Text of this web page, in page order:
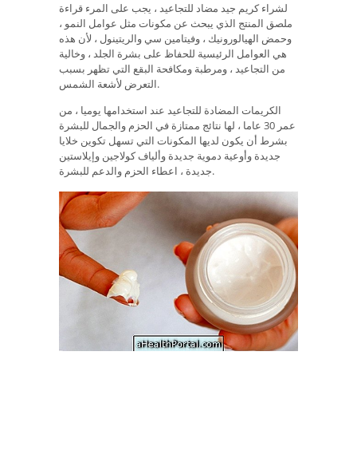
لشراء كريم جيد مضاد للتجاعيد ، يجب على المرء قراءة
ملصق المنتج الذي يبحث عن مكونات مثل عوامل النمو ،
وحمض الهيالورونيك ، وفيتامين سي والريتينول ، لأن هذه
هي العوامل الرئيسية للحفاظ على بشرة الجلد ، وخالية
من التجاعيد ، ومرطبة ومكافحة البقع التي تظهر بسبب
التعرض لأشعة الشمس.
الكريمات المضادة للتجاعيد عند استخدامها يوميا ، من
عمر 30 عاما ، لها نتائج ممتازة في الحزم والجمال للبشرة
بشرط أن يكون لديها المكونات التي تسهل تكوين خلايا
جديدة وأوعية دموية جديدة وألياف كولاجين وإيلاستين
جديدة ، اعطاء الحزم والدعم للبشرة.